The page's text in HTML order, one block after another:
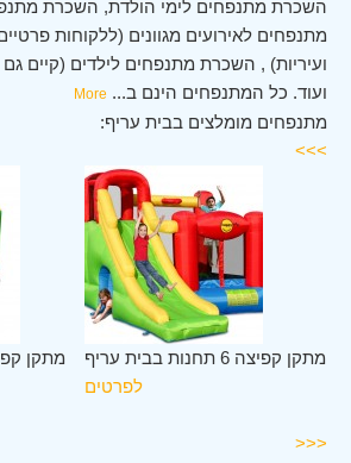
השכרת מתנפחים לימי הולדת, השכרת
מתנפחים לאירועים מגוונים (ללקוחות
ועיריות) , השכרת מתנפחים לילדים (קיים גם
ועוד. כל המתנפחים הינם ב...
More
מתנפחים מומלצים בבית עריף:
>>>
מתקן
מתקן קפיצה 6 תחנות בבית עריף
לפרטים
<<<